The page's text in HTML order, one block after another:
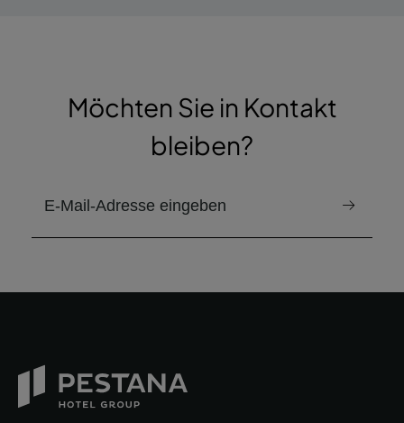
Möchten Sie in Kontakt
bleiben?
E-Mail zum Erhalt des Newsletters